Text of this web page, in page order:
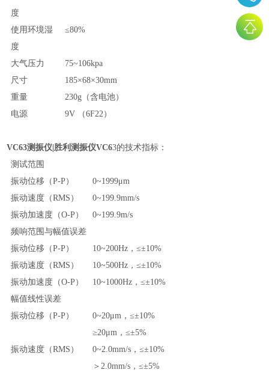
度
使用环境湿
度
≤80%
大气压力
75~106kpa
尺寸
185×68×30mm
重量
230g（含电池）
电源
9V （6F22）
VC63测振仪 胜利测振仪VC63的技术指标：
测试范围
振动位移 （P-P）
0~1999μm
振动速度 （RMS）
0~199.9mm/s
振动加速度 （O-P）
0~199.9m/s
频响范围与幅值误差
振动位移 （P-P） 10~200Hz ，≤±10%
振动速度 （RMS） 10~500Hz ，≤±10%
振动加速度 （O-P） 10~1000Hz ，≤±10%
幅值线性误差
振动位移 （P-P） 0~20μm ，≤±10%
≥20μm ，≤±5%
振动速度 （RMS） 0~2.0mm/s ，≤±10%
＞2.0mm/s ，≤±5%